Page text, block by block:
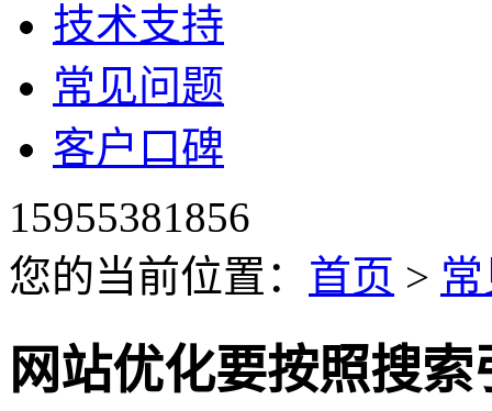
技术支持
常见问题
客户口碑
15955381856
您的当前位置： 首页 >
网站优化要按照搜